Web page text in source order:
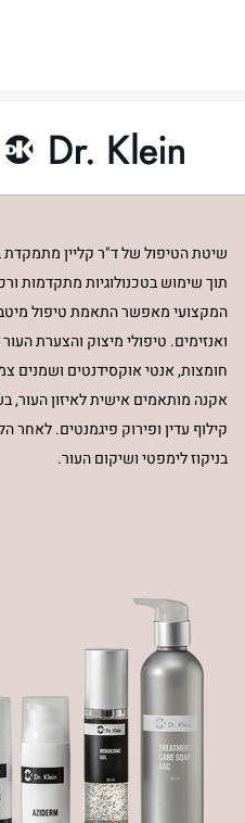
שיטת הטיפול של ד"ר קליין
תוך שימוש בטכנולוגיות מתקדמות
המקצועי מאפשר התאמת טיפול מיטבי
ואנזימים. טיפולי מיצוק והצערת
חומצות, אנטי אוקסידנטים ושמנים
אקנה מותאמים אישית לאיזון העור,
קילוף עדין ופירוק פיגמנטים. לאחר
בניקוז לימפטי ושיקום העור.